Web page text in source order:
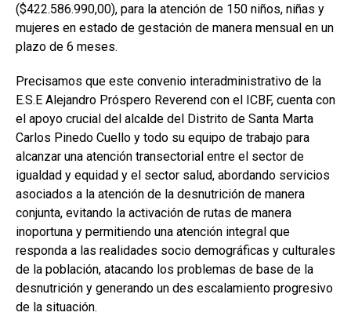
($422.586.990,00), para la atención de 150 niños, niñas y
mujeres en estado de gestación de manera mensual en un
plazo de 6 meses.
Precisamos que este convenio interadministrativo de la
E.S.E Alejandro Próspero Reverend con el ICBF, cuenta con
el apoyo crucial del alcalde del Distrito de Santa Marta
Carlos Pinedo Cuello y todo su equipo de trabajo para
alcanzar una atención transectorial entre el sector de
igualdad y equidad y el sector salud, abordando servicios
asociados a la atención de la desnutrición de manera
conjunta, evitando la activación de rutas de manera
inoportuna y permitiendo una atención integral que
responda a las realidades socio demográficas y culturales
de la población, atacando los problemas de base de la
desnutrición y generando un des escalamiento progresivo
de la situación.